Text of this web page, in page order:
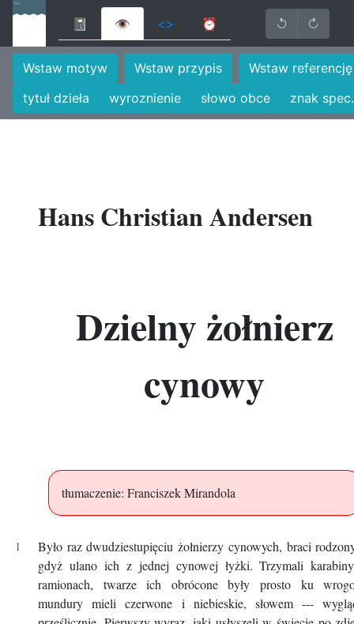
📓 👁 <> ⏰ ↺ ↻
Wstaw motyw Wstaw przypis
Wstaw referencję
tytuł dzieła
wyroznienie słowo obce znak spec.
Hans Christian Andersen
Dzielny żołnierz
cynowy
tłumaczenie: Franciszek Mirandola
Było raz dwudziestupięciu żołnierzy cynowych, braci
gdyż ulano ich z jednej cynowej łyżki. Trzymali
ramionach, twarze ich obrócone były prosto ku
mundury mieli czerwone i niebieskie, słowem ---